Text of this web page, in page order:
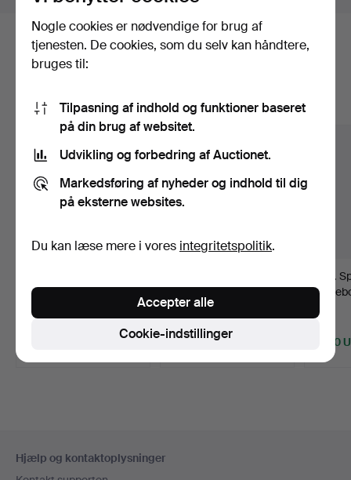
Her er genstande fra vores arkiv, der
Vis alle genstande
MULIGVIS TYSKLAND
dec 2023
mørk patinabronze,
1400-ta…
1.791 USD
.
1.560
Hjælp og kontaktoplysninger
Nogle cookies er nødvendige for brug af
tjenesten. De cookies, som du selv kan håndtere,
bruges til:
Tilpasning af indhold og funktioner baseret
på din brug af websitet.
Udvikling og forbedring af Auctionet.
Markedsføring af nyheder og indhold til dig
på eksterne websites.
Du kan læse mere i vores integritetspolitik.
Cookie-indstillinger
Accepter alle